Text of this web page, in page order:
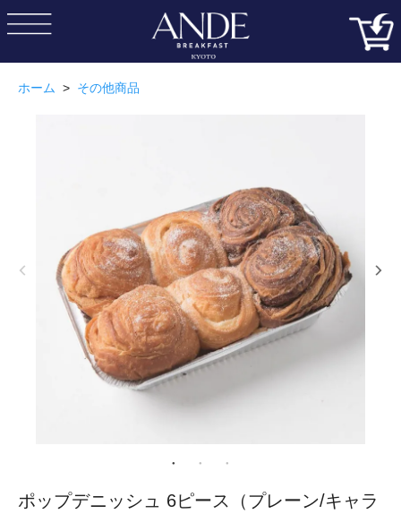
ホーム > その他商品
ポップデニッシュ 6ピース（プレーン/キャラ